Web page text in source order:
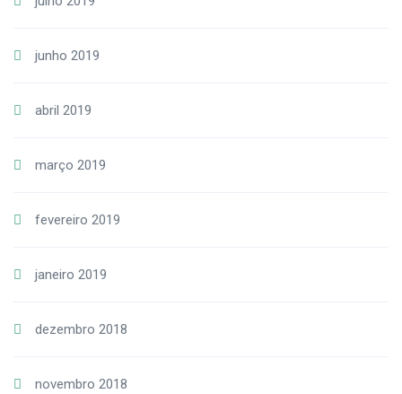
junho 2019
abril 2019
março 2019
fevereiro 2019
janeiro 2019
dezembro 2018
novembro 2018